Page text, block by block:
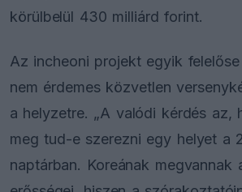
körülbelül 430 milliárd forint.
Az incheoni projekt egyik
nem érdemes közvetlen
a helyzetre. „A valódi kérdés az,
meg tud-e szerezni egy helyet a
naptárban. Koreának megvannak